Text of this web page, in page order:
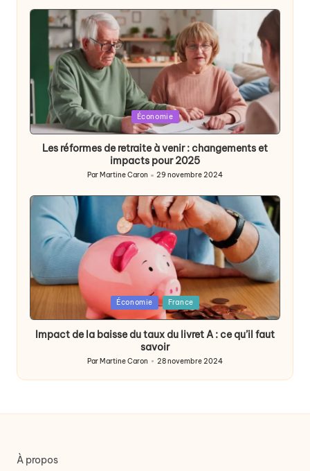
par
Posted
in
Économie
Les réformes de retraite à venir : changements et
impacts pour 2025
Par Martine Caron 29 novembre 2024
Économie France
Impact de la baisse du taux du livret A : ce qu’il faut
savoir
Publié
par
ParMartine Caron 28 novembre 2024
À propos